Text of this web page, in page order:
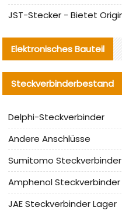
Elektronisches Bauteil
Steckverbinderbestand
Delphi-Steckverbinder
Andere Anschlüsse
Sumitomo Steckverbinder
Amphenol Steckverbinder
JAE Steckverbinder Lager